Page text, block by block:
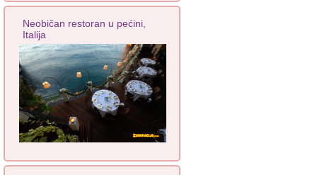
Neobičan restoran u pećini,
Italija